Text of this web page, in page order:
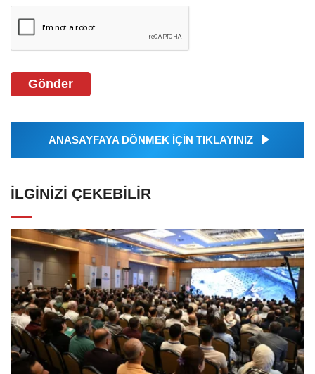
Gönder
ANASAYFAYA DÖNMEK İÇİN TIKLAYINIZ
İLGINIZI ÇEKEBILIR